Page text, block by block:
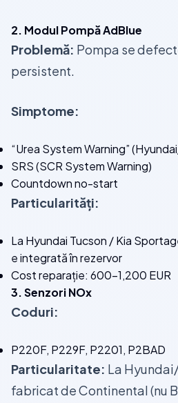
2. Modul Pompă AdBlue
Problemă: Pompa se
persistent.
Simptome:
“Urea System Warning”
SRS (SCR System Warning)
Countdown no-start
Particularități:
La Hyundai Tucson / Kia
e integrată în rezervor
Cost reparație: 600-1,200 EUR
3. Senzori NOx
Coduri:
P220F, P229F, P2201, P2BAD
Particularitate: La
fabricat de Continental (nu